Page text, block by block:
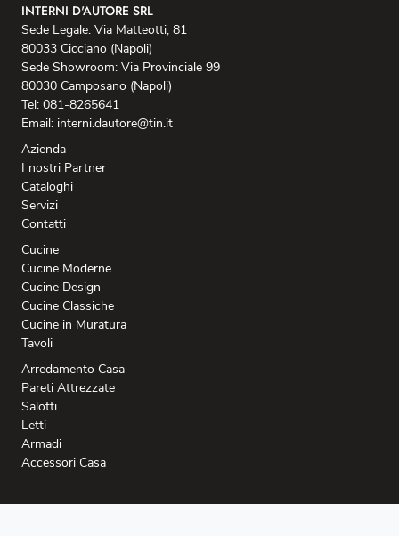
INTERNI D'AUTORE SRL
Sede Legale: Via Matteotti, 81
80033 Cicciano (Napoli)
Sede Showroom: Via Provinciale 99
80030 Camposano (Napoli)
Tel: 081-8265641
Email: interni.dautore@tin.it
Azienda
I nostri Partner
Cataloghi
Servizi
Contatti
Cucine
Cucine Moderne
Cucine Design
Cucine Classiche
Cucine in Muratura
Tavoli
Arredamento Casa
Pareti Attrezzate
Salotti
Letti
Armadi
Accessori Casa